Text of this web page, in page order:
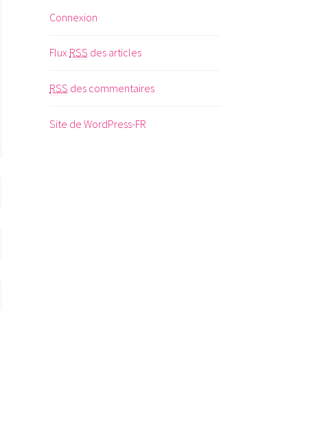
Connexion
Flux RSS des articles
RSS des commentaires
Site de WordPress-FR